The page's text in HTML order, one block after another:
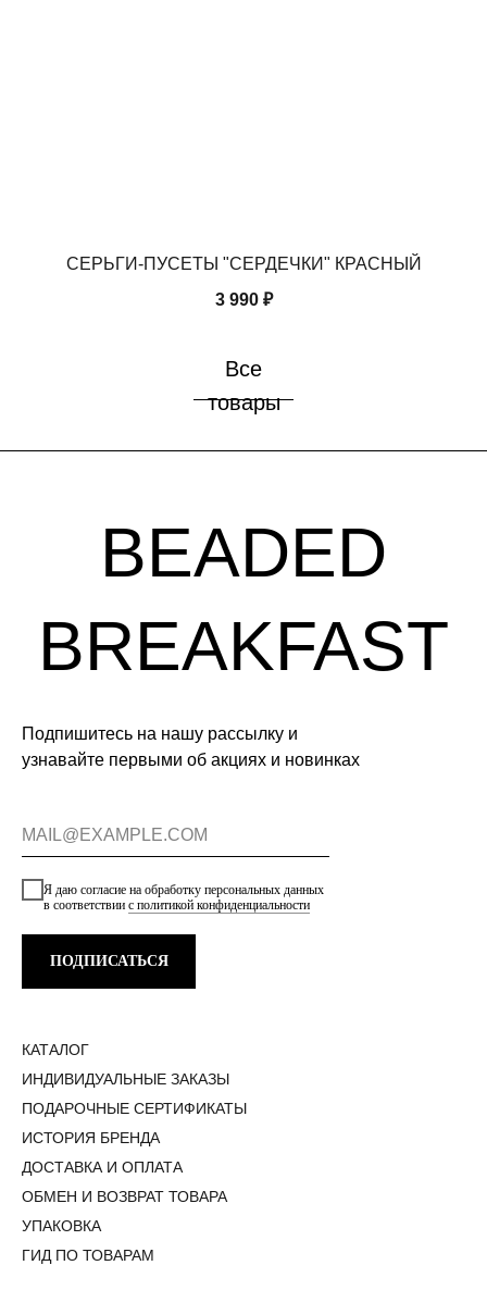
СЕРЬГИ-ПУСЕТЫ "СЕРДЕЧКИ" КРАСНЫЙ
3 990 ₽
Все
товары
Я даю согласие на обработку персональных данных
в соответствии с политикой конфиденциальности
ПОДПИСАТЬСЯ
Подпишитесь на нашу рассылку и
узнавайте первыми об акциях и новинках
КАТАЛОГ
ИНДИВИДУАЛЬНЫЕ ЗАКАЗЫ
ПОДАРОЧНЫЕ СЕРТИФИКАТЫ
ИСТОРИЯ БРЕНДА
ДОСТАВКА И ОПЛАТА
ОБМЕН И ВОЗВРАТ ТОВАРА
УПАКОВКА
ГИД ПО ТОВАРАМ